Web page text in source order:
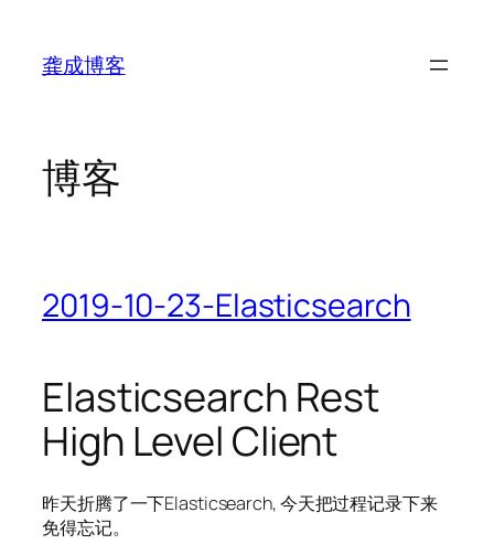
龚成博客
博客
2019-10-23-Elasticsearch
Elasticsearch Rest
High Level Client
昨天折腾了一下Elasticsearch, 今天把过程记录下来
免得忘记。